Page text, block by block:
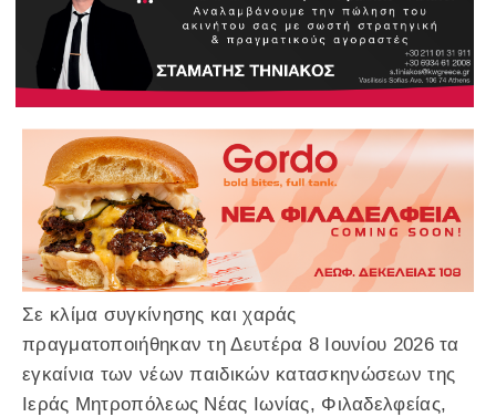
Σε κλίμα συγκίνησης και χαράς
πραγματοποιήθηκαν τη Δευτέρα 8 Ιουνίου 2026 τα
εγκαίνια των νέων παιδικών κατασκηνώσεων της
Ιεράς Μητροπόλεως Νέας Ιωνίας, Φιλαδελφείας,